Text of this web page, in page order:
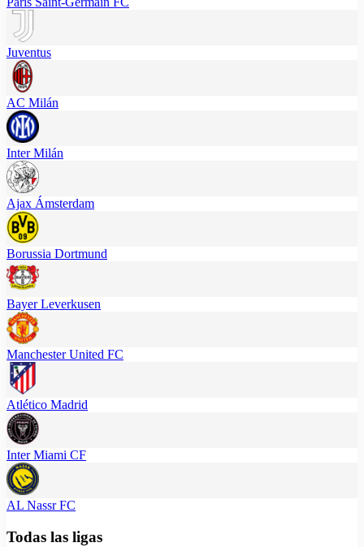
Juventus
AC Milán
Inter Milán
Ajax Ámsterdam
Borussia Dortmund
Bayer Leverkusen
Manchester United FC
Atlético Madrid
Inter Miami CF
AL Nassr FC
Todas las ligas